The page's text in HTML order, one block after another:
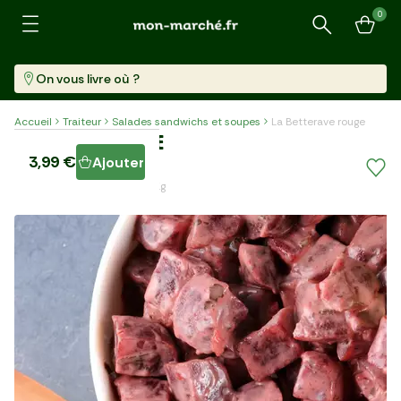
Recherche
0
On vous livre où ?
Accueil Traiteur Salades sandwichs et soupes La Betterave rouge
La Betterave rouge
9,98 €/kg
3,99 € Ajouter